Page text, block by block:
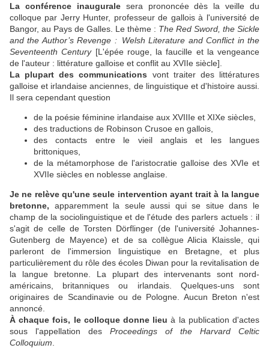
La conférence inauguralesera prononcée dès la veille du
colloque par Jerry Hunter, professeur de gallois à l'université de
Bangor, au Pays de Galles. Le thème : The Red Sword, the Sickle
and the Author’s Revenge : Welsh Literature and Conflict in the
Seventeenth Century[L'épée rouge, la faucille et la vengeance
de l'auteur : littérature galloise et conflit au XVIIe siècle].
La plupart des communications vont traiter des littératures
galloise et irlandaise anciennes, de linguistique et d'histoire aussi.
Il sera cependant question
de la poésie féminine irlandaise aux XVIIIe et XIXe siècles,
des traductions de Robinson Crusoe en gallois,
des contacts entre le vieil anglais et les langues
brittoniques,
de la métamorphose de l'aristocratie galloise des XVIe et
XVIIe siècles en noblesse anglaise.
Je ne relève qu'une seule intervention ayant trait à la langue
bretonne, apparemment la seule aussi qui se situe dans le
champ de la sociolinguistique et de l'étude des parlers actuels : il
s'agit de celle de Torsten Dörflinger (de l'université Johannes-
Gutenberg de Mayence) et de sa collègue Alicia Klaissle, qui
parleront de l'immersion linguistique en Bretagne, et plus
particulièrement du rôle des écoles Diwan pour la revitalisation de
la langue bretonne. La plupart des intervenants sont nord-
américains, britanniques ou irlandais. Quelques-uns sont
originaires de Scandinavie ou de Pologne. Aucun Breton n'est
annoncé.
À chaque fois, le colloque donne lieu à la publication d'actes
sous l'appellation des Proceedings of the Harvard Celtic
Colloquium